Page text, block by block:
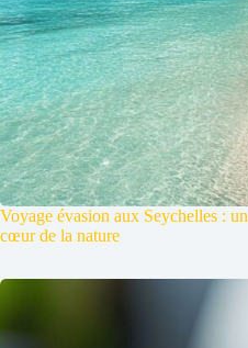
Voyage évasion aux Seychelles :
cœur de la nature